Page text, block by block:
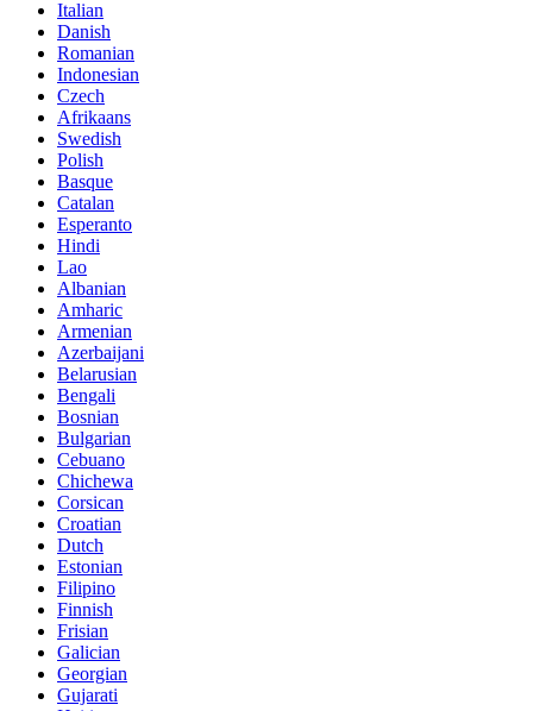
Italian
Danish
Romanian
Indonesian
Czech
Afrikaans
Swedish
Polish
Basque
Catalan
Esperanto
Hindi
Lao
Albanian
Amharic
Armenian
Azerbaijani
Belarusian
Bengali
Bosnian
Bulgarian
Cebuano
Chichewa
Corsican
Croatian
Dutch
Estonian
Filipino
Finnish
Frisian
Galician
Georgian
Gujarati